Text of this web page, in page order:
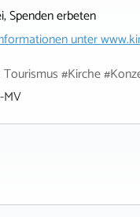
Spenden erbeten
unter
#Kirche
MV